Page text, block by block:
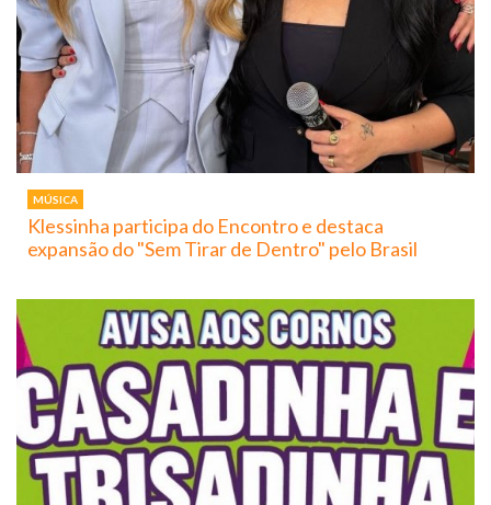
MÚSICA
Klessinha participa do Encontro e destaca
expansão do "Sem Tirar de Dentro" pelo Brasil